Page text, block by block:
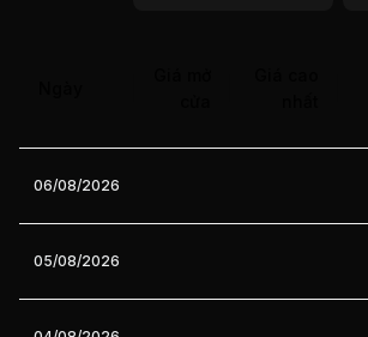
06/08/2026
05/08/2026